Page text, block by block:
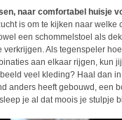
naar comfortabel huisje
is om te kijken naar
een schommelstoel als
verkrijgen. Als tegenspeler
aan elkaar rijgen, kun
veel kleding? Haal dan
anders heeft gebouwd, een
je al dat moois je stulpje